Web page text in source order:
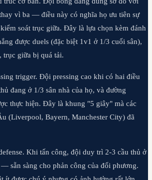
vì ba — điều này có nghĩa họ ưu tiên sự
soát trục giữa. Đây là lựa chọn kèm đánh
được duels (đặc biệt 1v1 ở 1/3 cuối sân),
trục giữa bị quá tải.
trigger. Đội pressing cao khi có hai điều
đang ở 1/3 sân nhà của họ, và đường
thực hiện. Đây là khung "5 giây" mà các
(Liverpool, Bayern, Manchester City) đã
Khi tấn công, đội duy trì 2-3 cầu thủ ở
sẵn sàng cho phản công của đối phương.